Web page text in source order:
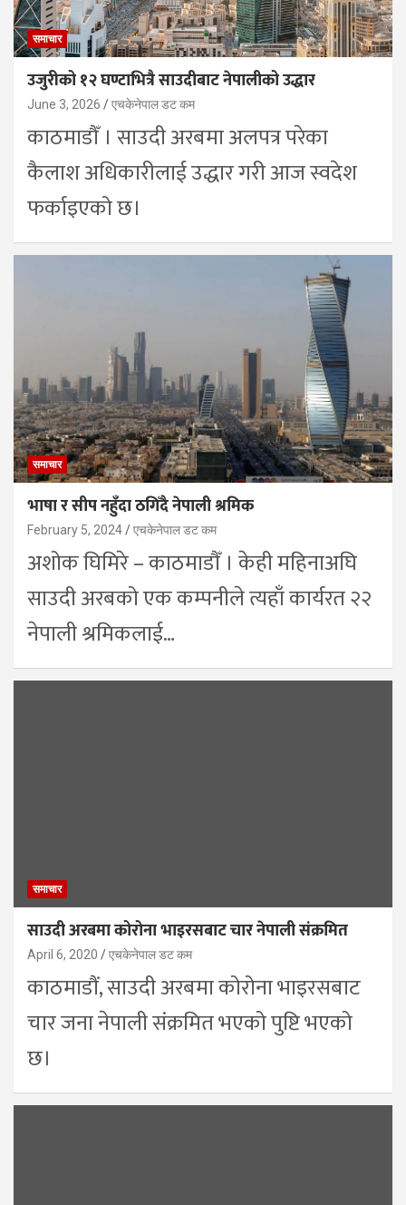
समाचार
उजुरीको १२ घण्टाभित्रै साउदीबाट नेपालीको उद्धार
June 3, 2026 एचकेनेपाल डट कम
काठमाडौँ । साउदी अरबमा अलपत्र परेका
कैलाश अधिकारीलाई उद्धार गरी आज स्वदेश
फर्काइएको छ।
समाचार
भाषा र सीप नहुँदा ठगिँदै नेपाली श्रमिक
February 5, 2024 एचकेनेपाल डट कम
अशोक घिमिरे – काठमाडौँ । केही महिनाअघि
साउदी अरबको एक कम्पनीले त्यहाँ कार्यरत २२
नेपाली श्रमिकलाई…
समाचार
साउदी अरबमा कोरोना भाइरसबाट चार नेपाली संक्रमित
April 6, 2020 एचकेनेपाल डट कम
काठमाडौं, साउदी अरबमा कोरोना भाइरसबाट
चार जना नेपाली संक्रमित भएको पुष्टि भएको
छ।